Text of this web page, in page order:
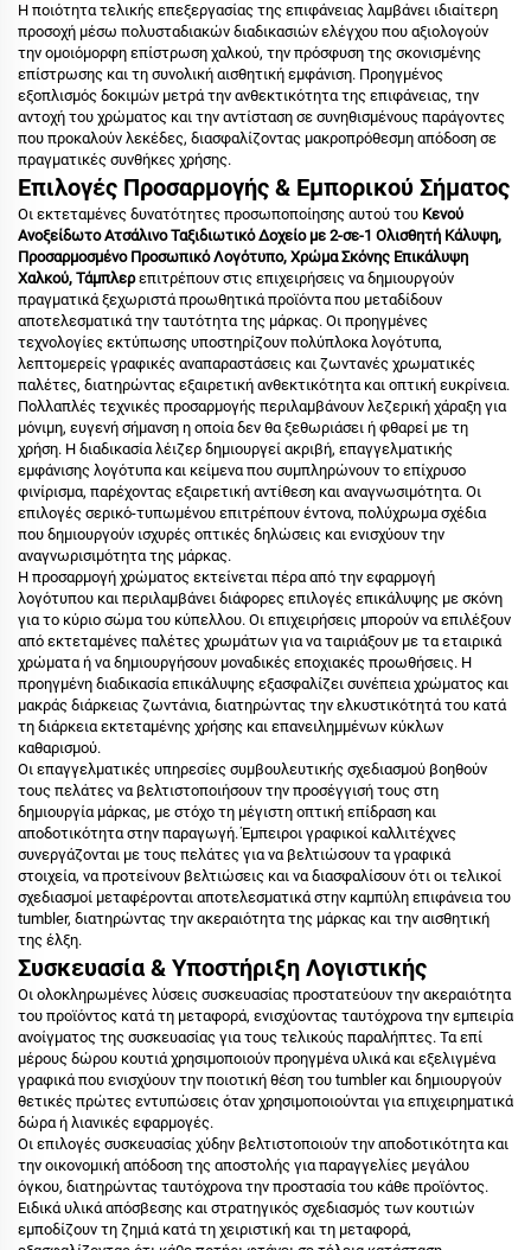
Η ποιότητα τελικής επεξεργασίας της επιφάνειας λαμβάνει ιδιαίτερη
προσοχή μέσω πολυσταδιακών διαδικασιών ελέγχου που αξιολογούν
την ομοιόμορφη επίστρωση χαλκού, την πρόσφυση της σκονισμένης
επίστρωσης και τη συνολική αισθητική εμφάνιση. Προηγμένος
εξοπλισμός δοκιμών μετρά την ανθεκτικότητα της επιφάνειας, την
αντοχή του χρώματος και την αντίσταση σε συνηθισμένους παράγοντες
που προκαλούν λεκέδες, διασφαλίζοντας μακροπρόθεσμη απόδοση σε
πραγματικές συνθήκες χρήσης.
Επιλογές Προσαρμογής & Εμπορικού Σήματος
Οι εκτεταμένες δυνατότητες προσωποποίησης αυτού του Κενού
Ανοξείδωτο Ατσάλινο Ταξιδιωτικό Δοχείο με 2-σε-1 Ολισθητή Κάλυψη,
Προσαρμοσμένο Προσωπικό Λογότυπο, Χρώμα Σκόνης Επικάλυψη
Χαλκού, Τάμπλερεπιτρέπουν στις επιχειρήσεις να δημιουργούν
πραγματικά ξεχωριστά προωθητικά προϊόντα που μεταδίδουν
αποτελεσματικά την ταυτότητα της μάρκας. Οι προηγμένες
τεχνολογίες εκτύπωσης υποστηρίζουν πολύπλοκα λογότυπα,
λεπτομερείς γραφικές αναπαραστάσεις και ζωντανές χρωματικές
παλέτες, διατηρώντας εξαιρετική ανθεκτικότητα και οπτική ευκρίνεια.
Πολλαπλές τεχνικές προσαρμογής περιλαμβάνουν λεζερική χάραξη για
μόνιμη, ευγενή σήμανση η οποία δεν θα ξεθωριάσει ή φθαρεί με τη
χρήση. Η διαδικασία λέιζερ δημιουργεί ακριβή, επαγγελματικής
εμφάνισης λογότυπα και κείμενα που συμπληρώνουν το επίχρυσο
φινίρισμα, παρέχοντας εξαιρετική αντίθεση και αναγνωσιμότητα. Οι
επιλογές σερικό-τυπωμένου επιτρέπουν έντονα, πολύχρωμα σχέδια
που δημιουργούν ισχυρές οπτικές δηλώσεις και ενισχύουν την
αναγνωρισιμότητα της μάρκας.
Η προσαρμογή χρώματος εκτείνεται πέρα από την εφαρμογή
λογότυπου και περιλαμβάνει διάφορες επιλογές επικάλυψης με σκόνη
για το κύριο σώμα του κύπελλου. Οι επιχειρήσεις μπορούν να επιλέξουν
από εκτεταμένες παλέτες χρωμάτων για να ταιριάξουν με τα εταιρικά
χρώματα ή να δημιουργήσουν μοναδικές εποχιακές προωθήσεις. Η
προηγμένη διαδικασία επικάλυψης εξασφαλίζει συνέπεια χρώματος και
μακράς διάρκειας ζωντάνια, διατηρώντας την ελκυστικότητά του κατά
τη διάρκεια εκτεταμένης χρήσης και επανειλημμένων κύκλων
καθαρισμού.
Οι επαγγελματικές υπηρεσίες συμβουλευτικής σχεδιασμού βοηθούν
τους πελάτες να βελτιστοποιήσουν την προσέγγισή τους στη
δημιουργία μάρκας, με στόχο τη μέγιστη οπτική επίδραση και
αποδοτικότητα στην παραγωγή. Έμπειροι γραφικοί καλλιτέχνες
συνεργάζονται με τους πελάτες για να βελτιώσουν τα γραφικά
στοιχεία, να προτείνουν βελτιώσεις και να διασφαλίσουν ότι οι τελικοί
σχεδιασμοί μεταφέρονται αποτελεσματικά στην καμπύλη επιφάνεια του
tumbler, διατηρώντας την ακεραιότητα της μάρκας και την αισθητική
της έλξη.
Συσκευασία & Υποστήριξη Λογιστικής
Οι ολοκληρωμένες λύσεις συσκευασίας προστατεύουν την ακεραιότητα
του προϊόντος κατά τη μεταφορά, ενισχύοντας ταυτόχρονα την εμπειρία
ανοίγματος της συσκευασίας για τους τελικούς παραλήπτες. Τα επί
μέρους δώρου κουτιά χρησιμοποιούν προηγμένα υλικά και εξελιγμένα
γραφικά που ενισχύουν την ποιοτική θέση του tumbler και δημιουργούν
θετικές πρώτες εντυπώσεις όταν χρησιμοποιούνται για επιχειρηματικά
δώρα ή λιανικές εφαρμογές.
Οι επιλογές συσκευασίας χύδην βελτιστοποιούν την αποδοτικότητα και
την οικονομική απόδοση της αποστολής για παραγγελίες μεγάλου
όγκου, διατηρώντας ταυτόχρονα την προστασία του κάθε προϊόντος.
Ειδικά υλικά απόσβεσης και στρατηγικός σχεδιασμός των κουτιών
εμποδίζουν τη ζημιά κατά τη χειριστική και τη μεταφορά,